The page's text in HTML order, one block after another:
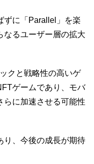
ずに「Parallel」を楽
なるユーザー層の拡大
クと戦略性の高いゲ
ゲームであり、モバ
らに加速させる可能性
り、今後の成長が期待